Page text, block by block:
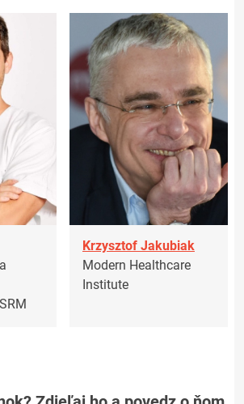
Krzysztof Jakubiak
Modern Healthcare
Institute